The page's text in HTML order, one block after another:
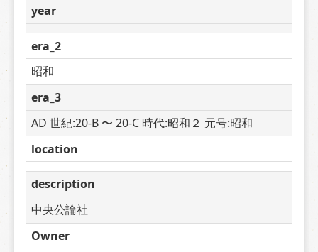
year
era_2
昭和
era_3
AD 世紀:20-B 〜 20-C 時代:昭和２ 元号:昭和
location
description
中央公論社
Owner